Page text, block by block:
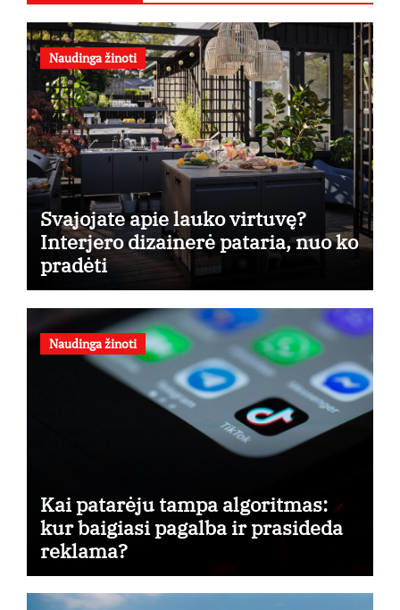
Naudinga žinoti
Svajojate apie lauko virtuvę?
Interjero dizainerė pataria, nuo ko
pradėti
Naudinga žinoti
Kai patarėju tampa algoritmas:
kur baigiasi pagalba ir prasideda
reklama?